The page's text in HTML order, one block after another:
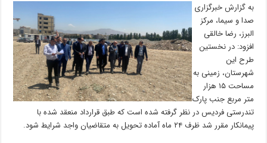
به گزارش خبرگزاری
صدا و سیما، مرکز
البرز، رضا خالقی
افزود: در نخستین
طرح این
شهرستان، زمینی به
مساحت ۱۵ هزار
متر مربع جنب پارک
تندرستی فردیس در نظر گرفته شده است که طبق قرارداد منعقد شده با
پیمانکار مقرر شد ظرف ۲۴ ماه آماده تحویل به متقاضیان واجد شرایط شود.